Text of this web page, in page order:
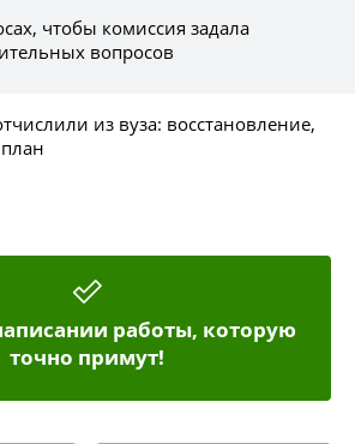
чтобы комиссия задала
вопросов
из вуза: восстановление,
работы, которую
точно примут!